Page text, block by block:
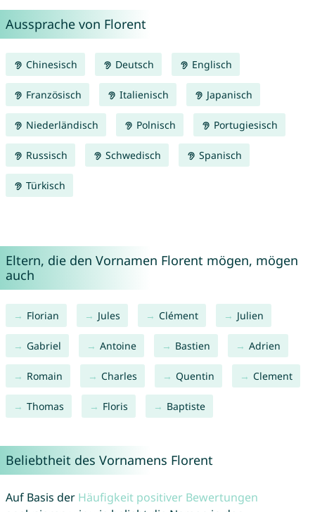
Aussprache von Florent
Chinesisch Deutsch Englisch
Französisch Italienisch Japanisch
Niederländisch Polnisch Portugiesisch
Russisch Schwedisch Spanisch
Türkisch
Eltern, die den Vornamen Florent mögen, mögen
auch
Florian Jules Clément Julien
Gabriel Antoine Bastien Adrien
Romain Charles Quentin Clement
Thomas Floris Baptiste
Beliebtheit des Vornamens Florent
Auf Basis der Häufigkeit positiver Bewertungen